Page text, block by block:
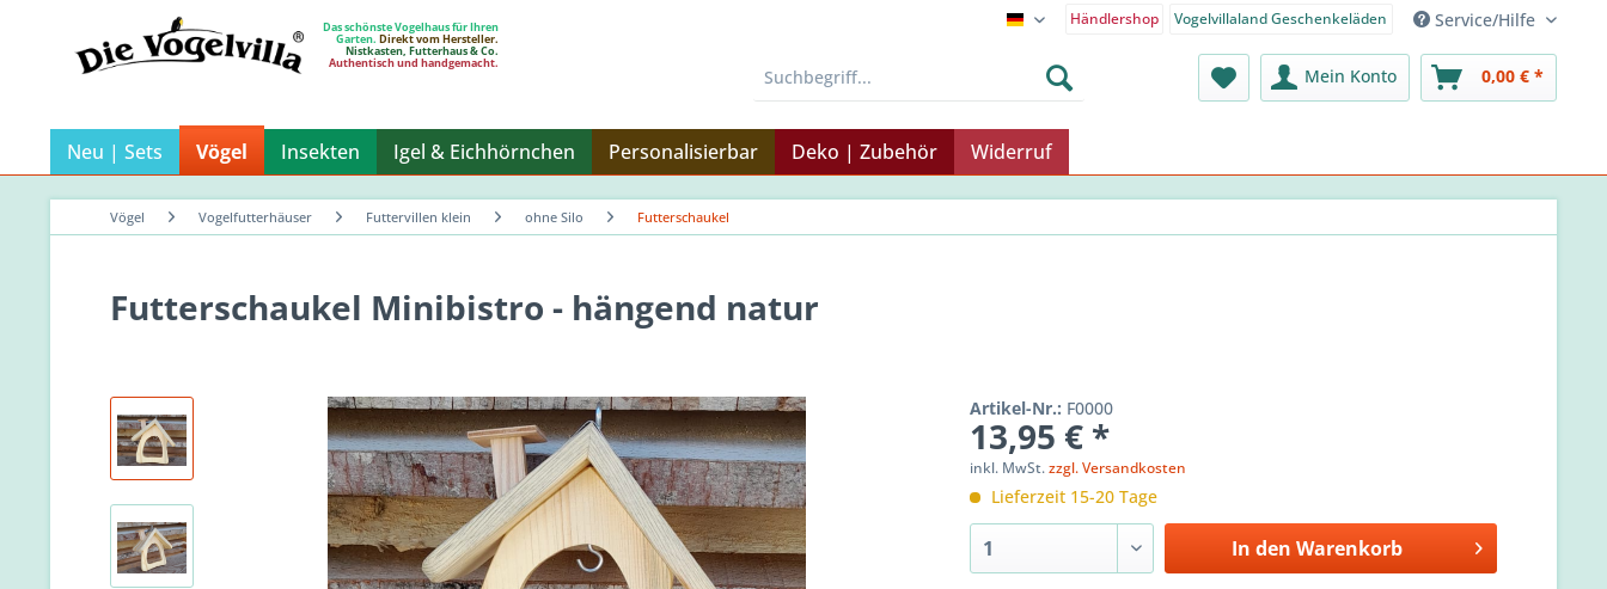
Endkunden-Shop - Deutsch
Händlershop Vogelvillaland Geschenkeläden Service/Hilfe
Das schönste Vogelhaus für Ihren
Garten. Direkt vom Hersteller.
Nistkasten, Futterhaus & Co.
Authentisch und handgemacht.
Mein Konto 0,00 € *
Neu | Sets Vögel Insekten Igel & Eichhörnchen Personalisierbar Deko | Zubehör Widerruf
Vögel Vogelfutterhäuser Futtervillen klein ohne Silo Futterschaukel
Futterschaukel Minibistro - hängend natur
Artikel-Nr.: F0000
13,95 € *
inkl. MwSt.zzgl. Versandkosten
Lieferzeit 15-20 Tage
In den Warenkorb